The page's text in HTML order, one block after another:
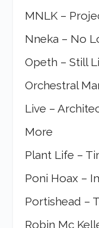
MNLK –
Nneka – No
Opeth – Still
Orchestral
Live –
More
Plant Life –
Poni Hoax –
Portishead –
Robin Mc